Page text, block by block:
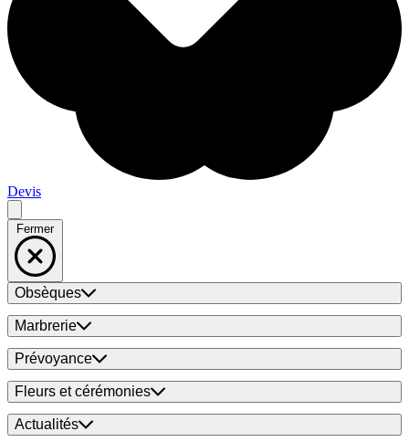
Devis
Fermer
Obsèques
Marbrerie
Prévoyance
Fleurs et cérémonies
Actualités